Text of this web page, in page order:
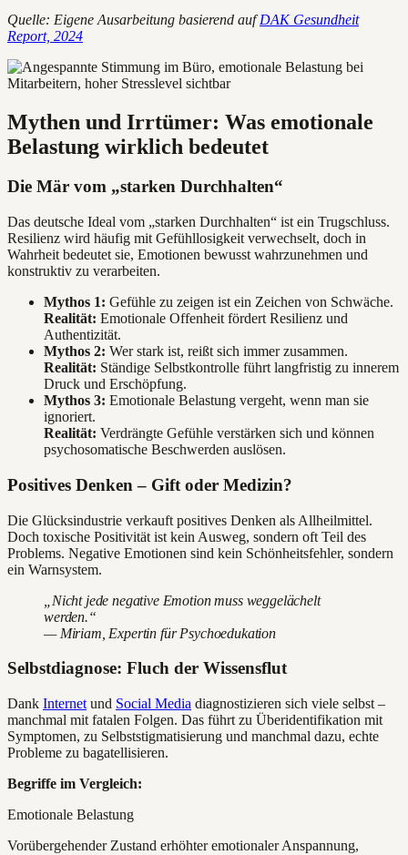
Quelle: Eigene Ausarbeitung basierend aufDAK Gesundheit
Report, 2024
Mythen und Irrtümer: Was emotionale
Belastung wirklich bedeutet
Die Mär vom „starken Durchhalten“
Das deutsche Ideal vom „starken Durchhalten“ ist ein Trugschluss.
Resilienz wird häufig mit Gefühllosigkeit verwechselt, doch in
Wahrheit bedeutet sie, Emotionen bewusst wahrzunehmen und
konstruktiv zu verarbeiten.
Mythos 1: Gefühle zu zeigen ist ein Zeichen von Schwäche.
Realität: Emotionale Offenheit fördert Resilienz und
Authentizität.
Mythos 2: Wer stark ist, reißt sich immer zusammen.
Realität: Ständige Selbstkontrolle führt langfristig zu innerem
Druck und Erschöpfung.
Mythos 3: Emotionale Belastung vergeht, wenn man sie
ignoriert.
Realität: Verdrängte Gefühle verstärken sich und können
psychosomatische Beschwerden auslösen.
Positives Denken – Gift oder Medizin?
Die Glücksindustrie verkauft positives Denken als Allheilmittel.
Doch toxische Positivität ist kein Ausweg, sondern oft Teil des
Problems. Negative Emotionen sind kein Schönheitsfehler, sondern
ein Warnsystem.
„Nicht jede negative Emotion muss weggelächelt
werden.“
— Miriam, Expertin für Psychoedukation
Selbstdiagnose: Fluch der Wissensflut
Dank Internet und Social Media diagnostizieren sich viele selbst –
manchmal mit fatalen Folgen. Das führt zu Überidentifikation mit
Symptomen, zu Selbststigmatisierung und manchmal dazu, echte
Probleme zu bagatellisieren.
Begriffe im Vergleich:
Emotionale Belastung
Vorübergehender Zustand erhöhter emotionaler Anspannung,